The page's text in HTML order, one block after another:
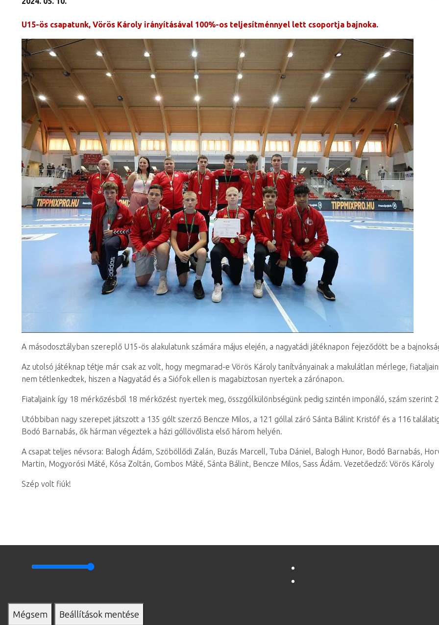
U15-ös csapatunk, Vörös Károly irányításával 100%-os teljesítménnyel lett csoportja bajnoka.
A másodosztályban szereplő U15-ös alakulatunk számára május elején, a nagyatádi játéknapon fejeződött be a
Az utolsó játéknap tétje már csak az volt, hogy megmarad-e Vörös Károly tanítványainak a makulátlan mérlege,
nem tétlenkedtek, hiszen a Nagyatád és a Siófok ellen is magabiztosan nyertek a zárónapon.
Fiataljaink így 18 mérkőzésből 18 mérkőzést nyertek meg, összgólkülönbségünk pedig szintén imponáló, szám szerint
Utóbbiban nagy szerepet játszott a 135 gólt szerző Bencze Milos, a 121 góllal záró Sánta Bálint Kristóf és a 116
Bodó Barnabás, ők hárman végeztek a házi góllövőlista első három helyén.
A csapat teljes névsora: Balogh Ádám, Szöböllődi Zalán, Buzás Marcell, Tuba Dániel, Balogh Hunor, Bodó Barnabás,
Martin, Mogyorósi Máté, Kósa Zoltán, Gombos Máté, Sánta Bálint, Bencze Milos, Sass Ádám. Vezetőedző: Vörös Károly
Szép volt fiúk!
Mégsem Beállítások mentése